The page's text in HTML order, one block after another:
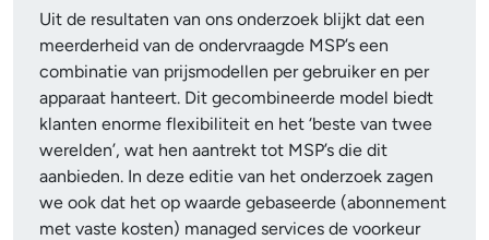
Uit de resultaten van ons onderzoek blijkt dat een
meerderheid van de ondervraagde MSP’s een
combinatie van prijsmodellen per gebruiker en per
apparaat hanteert. Dit gecombineerde model biedt
klanten enorme flexibiliteit en het ‘beste van twee
werelden’, wat hen aantrekt tot MSP’s die dit
aanbieden. In deze editie van het onderzoek zagen
we ook dat het op waarde gebaseerde (abonnement
met vaste kosten) managed services de voorkeur